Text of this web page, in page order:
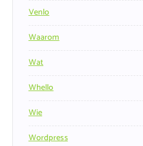
Venlo
Waarom
Wat
Whello
Wie
Wordpress